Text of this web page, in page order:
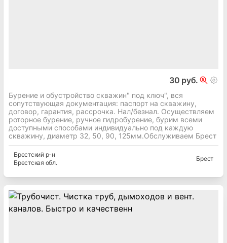
30 руб.
Бурение и обустройство скважин" под ключ", вся
сопутствующая документация: паспорт на скважину,
договор, гарантия, рассрочка. Нал/безнал. Осуществляем
роторное бурение, ручное гидробурение, бурим всеми
доступными способами индивидуально под каждую
скважину, диаметр 32, 50, 90, 125мм.Обслуживаем Брест
Брестскийр-н
Брестская обл.
Брест